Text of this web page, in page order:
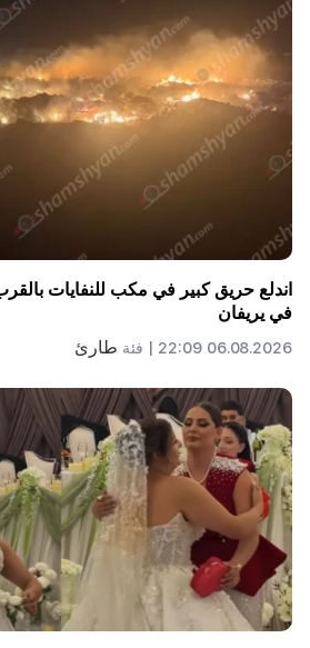
اندلع حريق كبير في مكب للنفايات
في يريفان
06.08.2026 22:09 | فئة طارئ